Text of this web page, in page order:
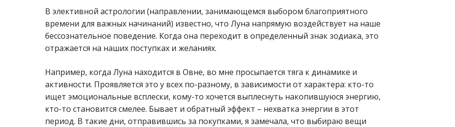
В элективной астрологии (направлении, занимающемся выбором благоприятного
времени для важных начинаний) известно, что Луна напрямую воздействует на наше
бессознательное поведение. Когда она переходит в определенный знак зодиака, это
отражается на наших поступках и желаниях.
Например, когда Луна находится в Овне, во мне просыпается тяга к динамике и
активности. Проявляется это у всех по-разному, в зависимости от характера: кто-то
ищет эмоциональные всплески, кому-то хочется выплеснуть накопившуюся энергию,
кто-то становится смелее. Бывает и обратный эффект – нехватка энергии в этот
период. В такие дни, отправившись за покупками, я замечала, что выбираю вещи